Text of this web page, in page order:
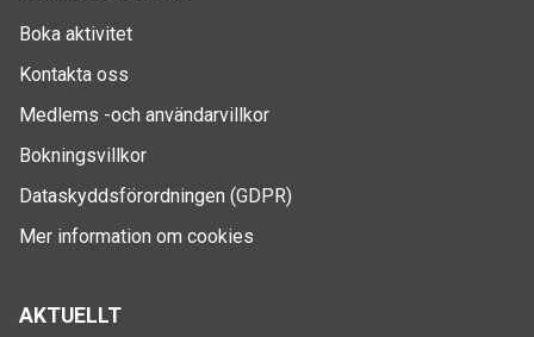
Boka aktivitet
Kontakta oss
Medlems -och användarvillkor
Bokningsvillkor
Dataskyddsförordningen (GDPR)
Mer information om cookies
AKTUELLT